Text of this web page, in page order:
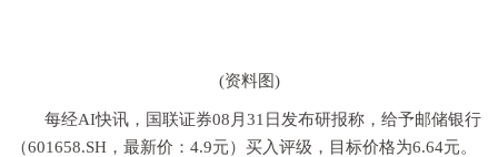
(资料图)
每经AI快讯，国联证券08月31日发布研报称，给予邮储银行
（601658.SH，最新价：4.9元）买入评级，目标价格为6.64元。